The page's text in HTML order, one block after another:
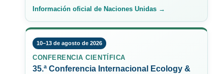
Información oficial de Naciones Unidas →
10–13 de agosto de 2026
CONFERENCIA CIENTÍFICA
35.ª Conferencia Internacional Ecology &